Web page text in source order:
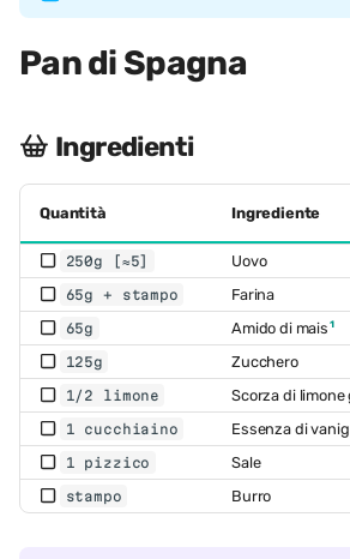
Pan di Spagna
Ingredienti
Quantità Ingrediente
250g [≈5] Uovo
65g + stampo Farina
65g Amido di mais 1
125g Zucchero
1/2 limone Scorza di
1 cucchiaino Essenza di
1 pizzico Sale
stampo Burro